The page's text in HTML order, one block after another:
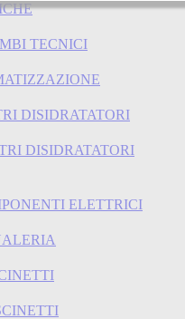
TECNICI
DISIDRATATORI
DISIDRATATORI
ELETTRICI